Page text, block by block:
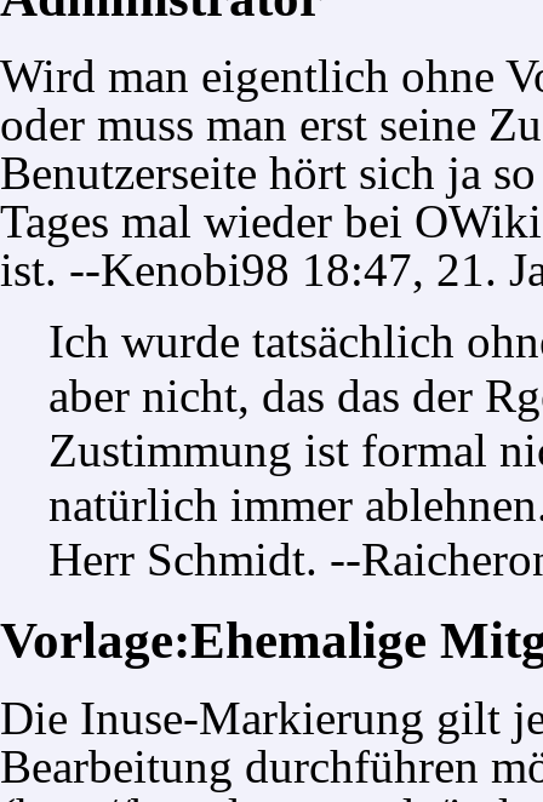
Wird man eigentlich ohne
oder muss man erst seine
Benutzerseite hört sich ja
Tages mal wieder bei
ist. --Kenobi98 18:47, 21.
Ich wurde tatsächlich
aber nicht, das das der
Zustimmung ist formal
natürlich immer
Herr Schmidt. --
Vorlage:Ehemalige
Die Inuse-Markierung gilt
Bearbeitung durchführen